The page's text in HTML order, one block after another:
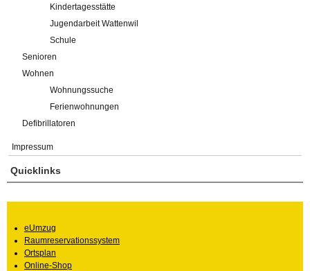
Kindertagesstätte
Jugendarbeit Wattenwil
Schule
Senioren
Wohnen
Wohnungssuche
Ferienwohnungen
Defibrillatoren
Impressum
Quicklinks
eUmzug
Raumreservationssystem
Ortsplan
Online-Shop